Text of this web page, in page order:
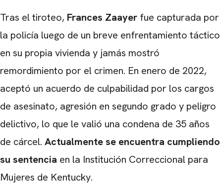
Tras el tiroteo, Frances Zaayer fue capturada por
la policía luego de un breve enfrentamiento táctico
en su propia vivienda y jamás mostró
remordimiento por el crimen. En enero de 2022,
aceptó un acuerdo de culpabilidad por los cargos
de asesinato, agresión en segundo grado y peligro
delictivo, lo que le valió una condena de 35 años
de cárcel. Actualmente se encuentra cumpliendo
su sentencia en la Institución Correccional para
Mujeres de Kentucky.